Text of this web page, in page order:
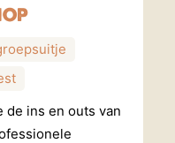
ins en outs van